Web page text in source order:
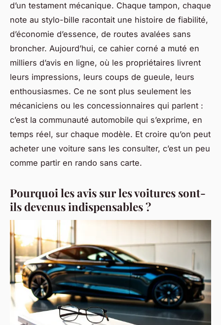
d’un testament mécanique. Chaque tampon, chaque
note au stylo-bille racontait une histoire de fiabilité,
d’économie d’essence, de routes avalées sans
broncher. Aujourd’hui, ce cahier corné a muté en
milliers d’avis en ligne, où les propriétaires livrent
leurs impressions, leurs coups de gueule, leurs
enthousiasmes. Ce ne sont plus seulement les
mécaniciens ou les concessionnaires qui parlent :
c’est la communauté automobile qui s’exprime, en
temps réel, sur chaque modèle. Et croire qu’on peut
acheter une voiture sans les consulter, c’est un peu
comme partir en rando sans carte.
Pourquoi les avis sur les voitures sont-
ils devenus indispensables ?